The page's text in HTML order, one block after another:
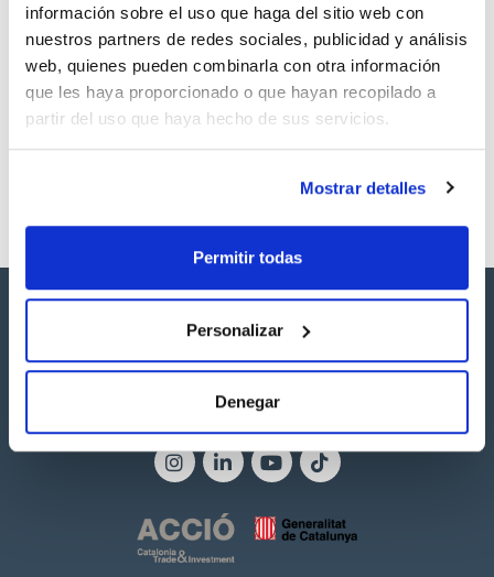
información sobre el uso que haga del sitio web con
nuestros partners de redes sociales, publicidad y análisis
web, quienes pueden combinarla con otra información
que les haya proporcionado o que hayan recopilado a
partir del uso que haya hecho de sus servicios.
Mostrar detalles
Permitir todas
Personalizar
Denegar
Los productos marcados con esta imagen son
productos marca Scharlau habitualmente en stock,
listos para una entrega inmediata.
Síguenos: